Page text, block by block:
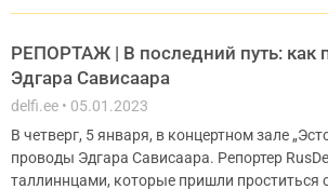
РЕПОРТАЖ | В последний путь:
Эдгара Сависаара
delfi.ee
05.01.2023
В четверг, 5 января, в концертном зале
проводы Эдгара Сависаара. Репортер
таллиннцами, которые пришли проститься